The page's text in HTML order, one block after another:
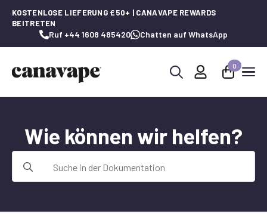
KOSTENLOSE LIEFERUNG £50+ | CANAVAPE REWARDS
BEITRETEN
Ruf +44 1608 485420 Chatten auf WhatsApp
0
Wie können wir helfen?
nach: